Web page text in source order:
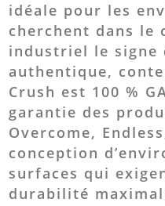
idéale pour les
cherchent dans le
industriel le signe
authentique,
Crush est 100 %
garantie des
Overcome,
conception
surfaces qui
durabilité